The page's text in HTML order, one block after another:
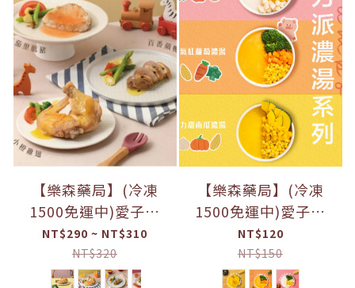
【樂森藥局】(冷凍
1500免運中)愛子伴
桌-愛子生鮮 橙汁小雞
腿 橙汁小雞翅 百香蘋
果鴨胸 番茄里肌豬
NT$290 ~ NT$310
NT$320
【樂森藥局】(冷凍
1500免運中)愛子伴
桌-愛子濃湯 活力甜南
瓜 元氣紅蘿蔔 蘋果馬
鈴薯 1Y+
NT$120
NT$150